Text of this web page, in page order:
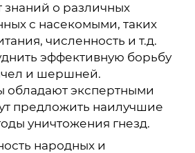
знаний о различных
с насекомыми, таких
численность и т.д.
эффективную борьбу
и шершней.
обладают экспертными
предложить наилучшие
уничтожения гнезд.
народных и